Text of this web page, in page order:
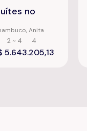
no
5.643.205,13
,Anita
Catarina Brasil
4
2 ~ 4